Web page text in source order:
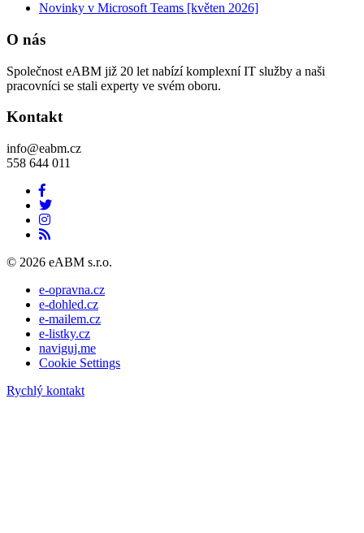
Novinky v Microsoft Teams [květen 2026]
O nás
Společnost eABM již 20 let nabízí komplexní IT služby a naši
pracovníci se stali experty ve svém oboru.
Kontakt
info@eabm.cz
558 644 011
© 2026 eABM s.r.o.
e-opravna.cz
e-dohled.cz
e-mailem.cz
e-listky.cz
naviguj.me
Cookie Settings
Rychlý kontakt